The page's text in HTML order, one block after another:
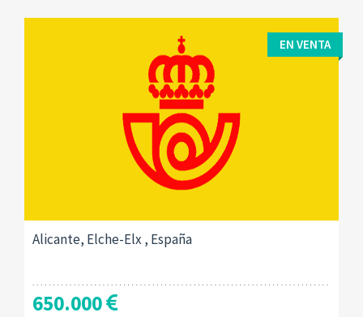
EN VENTA
Alicante, Elche-Elx , España
650.000